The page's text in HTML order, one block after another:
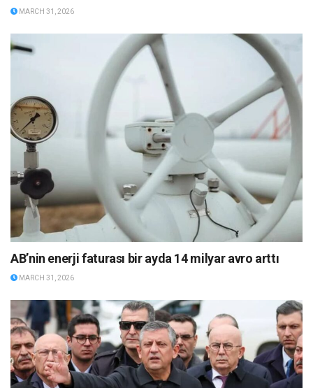
MARCH 31, 2026
AB’nin enerji faturası bir ayda 14 milyar avro arttı
MARCH 31, 2026